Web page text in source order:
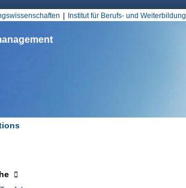
Institut für Berufs- und Weiterbildung